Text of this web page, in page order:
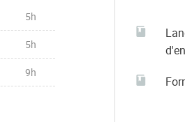
5h
5h
9h